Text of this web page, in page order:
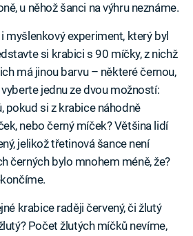
u něhož šanci na výhru neznáme.
myšlenkový experiment, který byl
si krabici s 90 míčky, z nichž
má jinou barvu – některé černou,
jednu ze dvou možností:
pokud si z krabice náhodně
nebo černý míček? Většina lidí
jelikož třetinová šance není
černých bylo mnohem méně, že?
krabice raději červený, či žlutý
Počet žlutých míčků nevíme,